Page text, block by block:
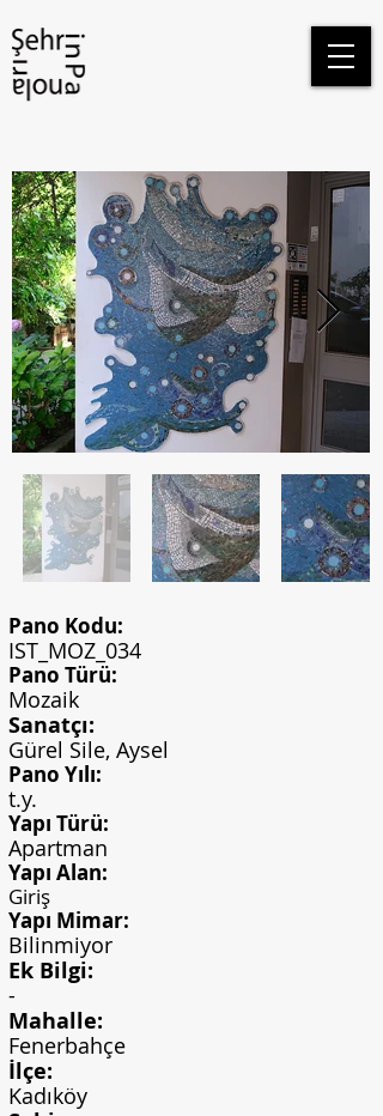
Pano Kodu:
IST_MOZ_034
Pano Türü:
Mozaik
Sanatçı:
Gürel Sile, Aysel
Pano Yılı:
t.y.
Yapı Türü:
Apartman
Yapı Alan:
Giriş
Yapı Mimar:
Bilinmiyor
Ek Bilgi:
-
Mahalle:
Fenerbahçe
İlçe:
Kadıköy